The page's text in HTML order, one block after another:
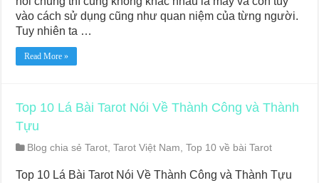
vào cách sử dụng cũng như quan niệm của từng người.
Tuy nhiên ta …
Read More »
Top 10 Lá Bài Tarot Nói Về Thành Công và Thành
Tựu
Blog chia sẻ Tarot,Tarot Việt Nam,Top 10 về bài Tarot
Top 10 Lá Bài Tarot Nói Về Thành Công và Thành Tựu